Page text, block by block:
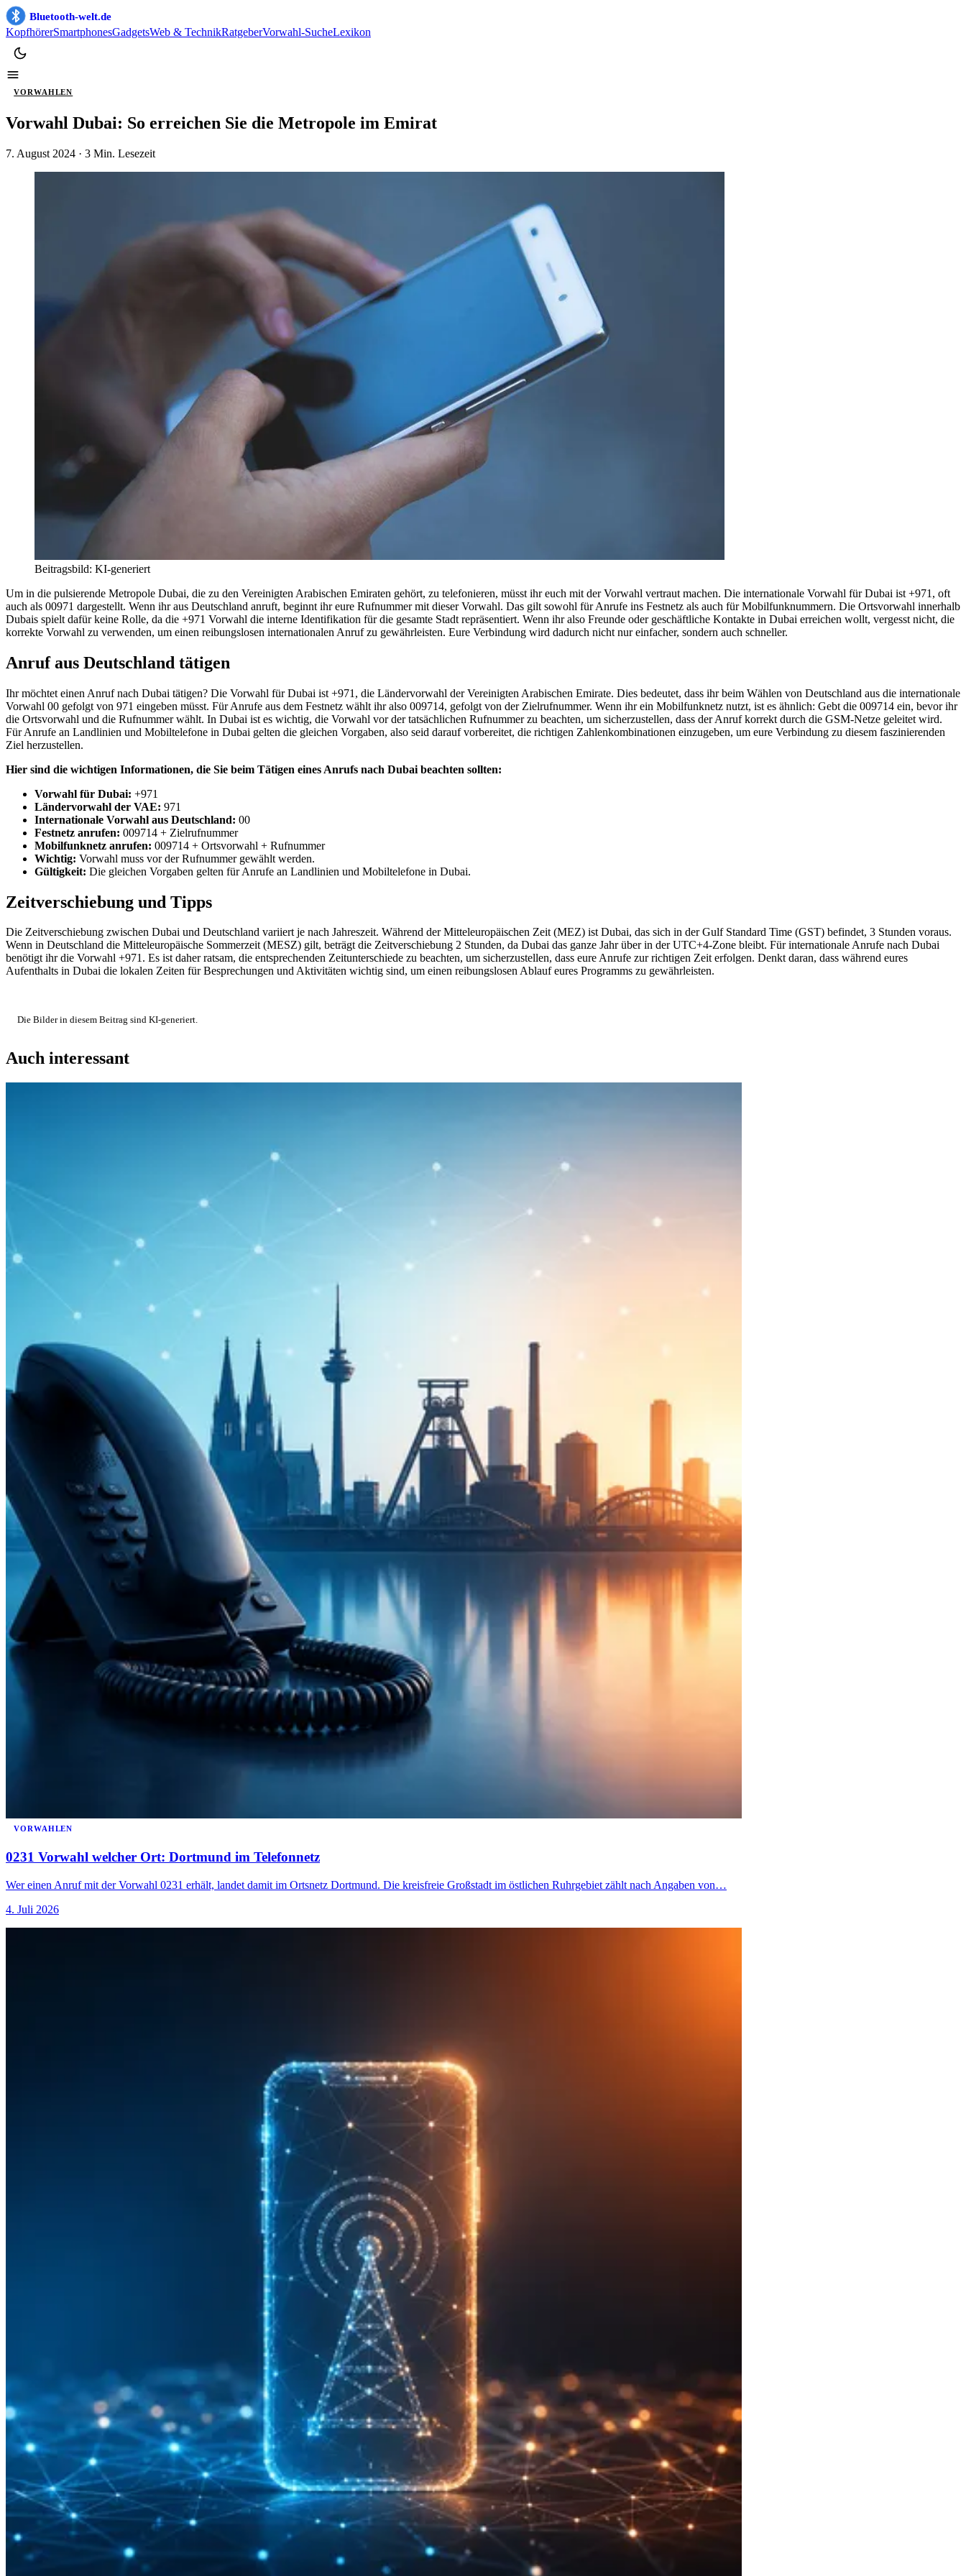
Bluetooth-welt.de
KopfhörerSmartphonesGadgetsWeb & TechnikRatgeberVorwahl-SucheLexikon
VORWAHLEN
Vorwahl Dubai: So erreichen Sie die Metropole im Emirat
7. August 2024 · 3 Min. Lesezeit
Beitragsbild: KI-generiert
Um in die pulsierende Metropole Dubai, die zu den Vereinigten Arabischen Emiraten gehört, zu telefonieren, müsst ihr euch mit der Vorwahl vertraut machen. Die internationale Vorwahl für Dubai ist +971, oft
auch als 00971 dargestellt. Wenn ihr aus Deutschland anruft, beginnt ihr eure Rufnummer mit dieser Vorwahl. Das gilt sowohl für Anrufe ins Festnetz als auch für Mobilfunknummern. Die Ortsvorwahl innerhalb
Dubais spielt dafür keine Rolle, da die +971 Vorwahl die interne Identifikation für die gesamte Stadt repräsentiert. Wenn ihr also Freunde oder geschäftliche Kontakte in Dubai erreichen wollt, vergesst nicht, die
korrekte Vorwahl zu verwenden, um einen reibungslosen internationalen Anruf zu gewährleisten. Eure Verbindung wird dadurch nicht nur einfacher, sondern auch schneller.
Anruf aus Deutschland tätigen
Ihr möchtet einen Anruf nach Dubai tätigen? Die Vorwahl für Dubai ist +971, die Ländervorwahl der Vereinigten Arabischen Emirate. Dies bedeutet, dass ihr beim Wählen von Deutschland aus die internationale
Vorwahl 00 gefolgt von 971 eingeben müsst. Für Anrufe aus dem Festnetz wählt ihr also 009714, gefolgt von der Zielrufnummer. Wenn ihr ein Mobilfunknetz nutzt, ist es ähnlich: Gebt die 009714 ein, bevor ihr
die Ortsvorwahl und die Rufnummer wählt. In Dubai ist es wichtig, die Vorwahl vor der tatsächlichen Rufnummer zu beachten, um sicherzustellen, dass der Anruf korrekt durch die GSM-Netze geleitet wird.
Für Anrufe an Landlinien und Mobiltelefone in Dubai gelten die gleichen Vorgaben, also seid darauf vorbereitet, die richtigen Zahlenkombinationen einzugeben, um eure Verbindung zu diesem faszinierenden
Ziel herzustellen.
Hier sind die wichtigen Informationen, die Sie beim Tätigen eines Anrufs nach Dubai beachten sollten:
Vorwahl für Dubai: +971
Ländervorwahl der VAE: 971
Internationale Vorwahl aus Deutschland: 00
Festnetz anrufen: 009714 + Zielrufnummer
Mobilfunknetz anrufen: 009714 + Ortsvorwahl + Rufnummer
Wichtig: Vorwahl muss vor der Rufnummer gewählt werden.
Gültigkeit: Die gleichen Vorgaben gelten für Anrufe an Landlinien und Mobiltelefone in Dubai.
Zeitverschiebung und Tipps
Die Zeitverschiebung zwischen Dubai und Deutschland variiert je nach Jahreszeit. Während der Mitteleuropäischen Zeit (MEZ) ist Dubai, das sich in der Gulf Standard Time (GST) befindet, 3 Stunden voraus.
Wenn in Deutschland die Mitteleuropäische Sommerzeit (MESZ) gilt, beträgt die Zeitverschiebung 2 Stunden, da Dubai das ganze Jahr über in der UTC+4-Zone bleibt. Für internationale Anrufe nach Dubai
benötigt ihr die Vorwahl +971. Es ist daher ratsam, die entsprechenden Zeitunterschiede zu beachten, um sicherzustellen, dass eure Anrufe zur richtigen Zeit erfolgen. Denkt daran, dass während eures
Aufenthalts in Dubai die lokalen Zeiten für Besprechungen und Aktivitäten wichtig sind, um einen reibungslosen Ablauf eures Programms zu gewährleisten.
Die Bilder in diesem Beitrag sind KI-generiert.
Auch interessant
VORWAHLEN
0231 Vorwahl welcher Ort: Dortmund im Telefonnetz
Wer einen Anruf mit der Vorwahl 0231 erhält, landet damit im Ortsnetz Dortmund. Die kreisfreie Großstadt im östlichen Ruhrgebiet zählt nach Angaben von…
4. Juli 2026